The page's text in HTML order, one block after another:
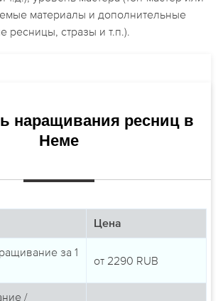
материалы и дополнительные
ресницы, стразы и т.п.).
наращивания ресниц в
Неме
Цена
за 1
от 2290 RUB
/